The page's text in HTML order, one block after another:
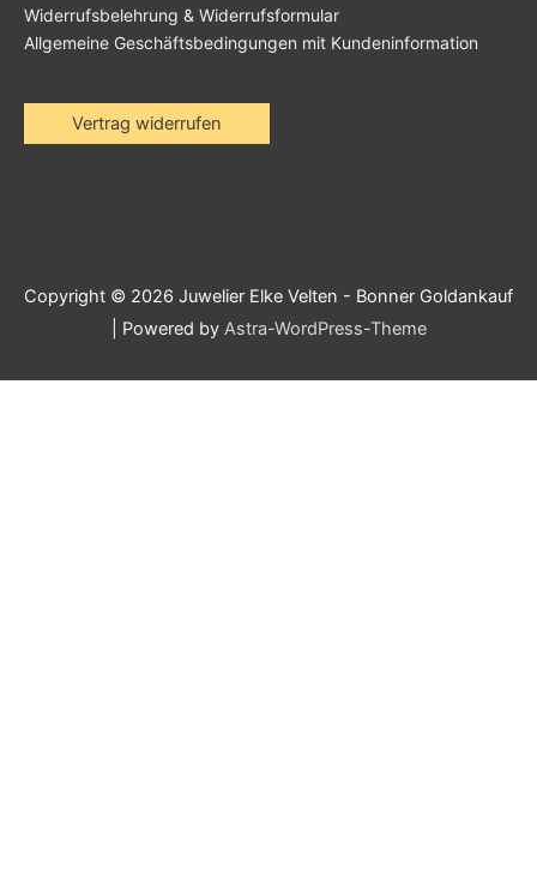
Widerrufsbelehrung & Widerrufsformular
Allgemeine Geschäftsbedingungen mit Kundeninformation
Vertrag widerrufen
Copyright © 2026 Juwelier Elke Velten - Bonner Goldankauf
| Powered by Astra-WordPress-Theme